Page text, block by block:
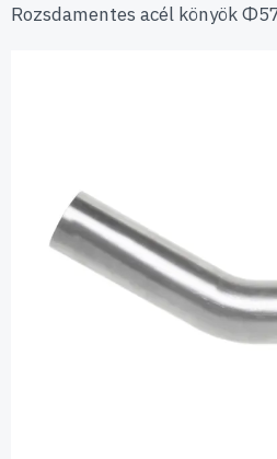
Rozsdamentes acél könyök